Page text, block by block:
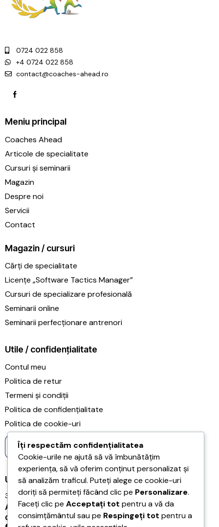
0724 022 858
+4 0724 022 858
contact@coaches-ahead.ro
Meniu principal
Coaches Ahead
Articole de specialitate
Cursuri și seminarii
Magazin
Despre noi
Servicii
Contact
Magazin / cursuri
Cărți de specialitate
Licențe „Software Tactics Manager”
Cursuri de specializare profesională
Seminarii online
Seminarii perfecționare antrenori
Utile / confidențialitate
Contul meu
Politica de retur
Termeni și condiții
Politica de confidențialitate
Politica de cookie-uri
Ultimele articole
31/07/2026
Acreditarea Școlii Postliceale CRSSE Timișoara
confirmă legalitatea și calitatea programului de
Îți respectăm confidențialitatea
Cookie-urile ne ajută să vă îmbunătățim
experiența, să vă oferim conținut personalizat și
să analizăm traficul. Puteți alege ce cookie-uri
doriți să permiteți făcând clic pe Personalizare.
Faceți clic pe Acceptați tot pentru a vă da
consimțământul sau pe Respingeți tot pentru a